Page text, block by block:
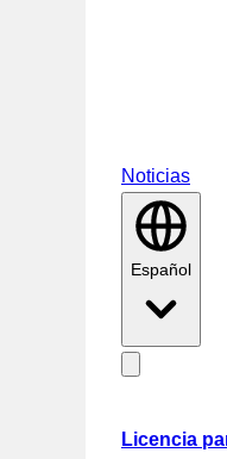
Noticias
Español
Licencia